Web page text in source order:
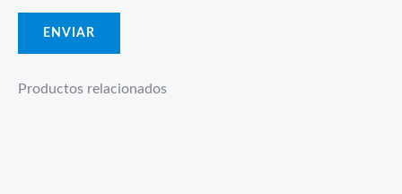
Productos relacionados